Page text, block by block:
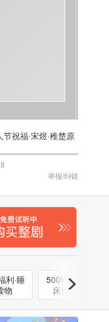
祝福·宋煜·稚楚原
举报/纠错
利·睡
物
500W福利·起
床铃·宋煜